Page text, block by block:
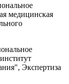
медицинская
Экспертиза